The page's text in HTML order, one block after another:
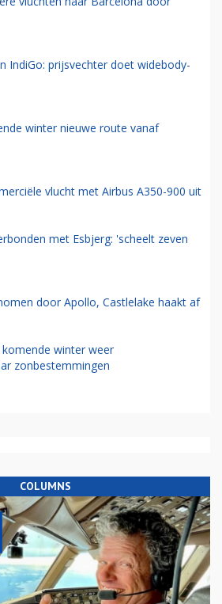
IndiGo: prijsvechter doet widebody-
winter nieuwe route vanaf
vlucht met Airbus A350-900 uit
met Esbjerg: 'scheelt zeven
door Apollo, Castlelake haakt af
winter weer
zonbestemmingen
COLUMNS